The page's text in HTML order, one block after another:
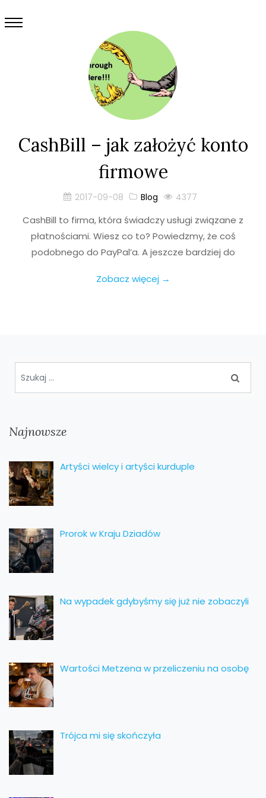
CashBill – jak założyć konto
firmowe
2017-09-08 Blog 4377
CashBill to firma, która świadczy usługi związane z
płatnościami. Wiesz co to? Powiedzmy, że coś
podobnego do PayPal’a. A jeszcze bardziej do
Zobacz więcej →
Najnowsze
Artyści wielcy i artyści kurduple
Prorok w Kraju Dziadów
Na wypadek gdybyśmy się już nie zobaczyli
Wartości Metzena w przeliczeniu na osobę
Trójca mi się skończyła